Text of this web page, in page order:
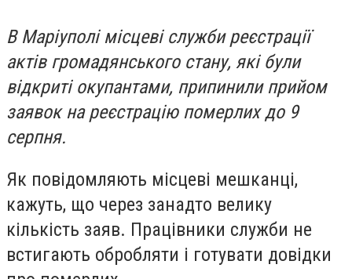
В Маріуполі місцеві служби реєстрації
актів громадянського стану, які були
відкриті окупантами, припинили прийом
заявок на реєстрацію померлих до 9
серпня.
Як повідомляють місцеві мешканці,
кажуть, що через занадто велику
кількість заяв. Працівники служби не
встигають обробляти і готувати довідки